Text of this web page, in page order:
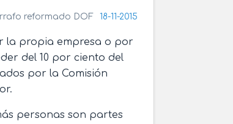
reformado DOF 18-11-2015
la propia empresa o por
del 10 por ciento del
por la Comisión
personas son partes